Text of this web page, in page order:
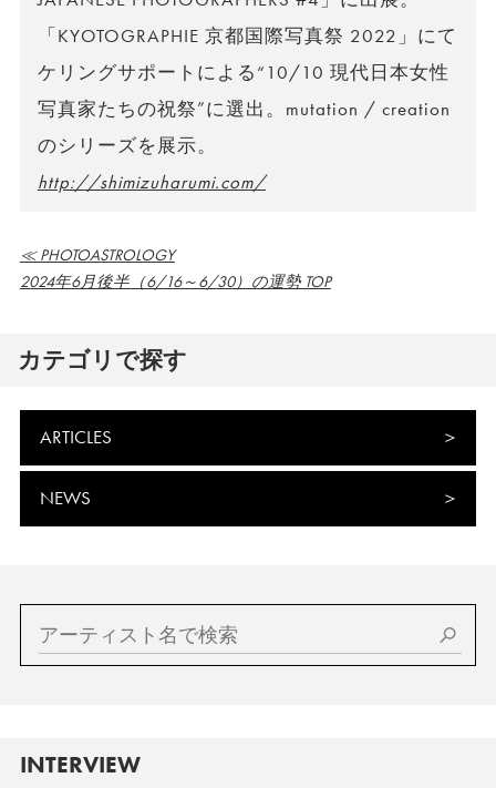
「KYOTOGRAPHIE 京都国際写真祭 2022」にて
ケリングサポートによる“10/10 現代日本女性
写真家たちの祝祭”に選出。mutation / creation
のシリーズを展示。
http://shimizuharumi.com/
≪ PHOTOASTROLOGY
2024年6月後半（6/16～6/30）の運勢 TOP
カテゴリで探す
ARTICLES
NEWS
INTERVIEW